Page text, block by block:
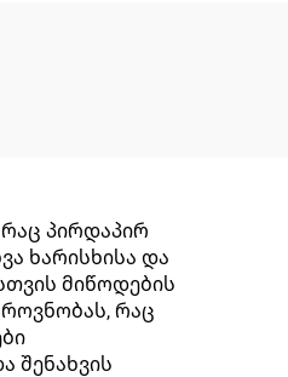
პირდაპირ
ხარისხისა და
მიწოდების
რაც
შენახვის